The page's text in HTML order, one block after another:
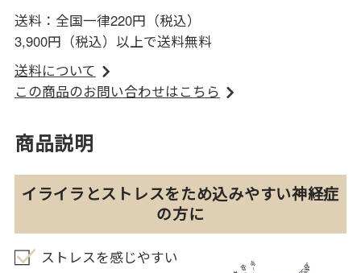
送料：全国一律220円（税込）
3,900円（税込）以上で送料無料
送料について
この商品のお問い合わせはこちら
商品説明
イライラとストレスをため込みやすい神経症
の方に
ストレスを感じやすい